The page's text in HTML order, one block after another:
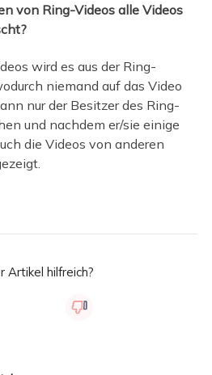
von Ring-Videos alle Videos
wird es aus der Ring-
niemand auf das Video
nur der Besitzer des Ring-
und nachdem er/sie einige
die Videos von anderen
Artikel hilfreich?